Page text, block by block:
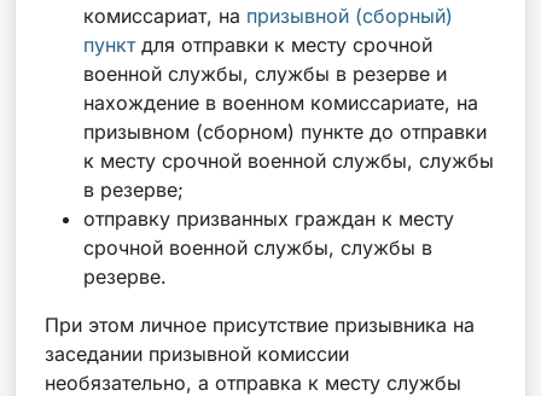
комиссариат, на призывной (сборный)
пунктдля отправки к месту срочной
военной службы, службы в резерве и
нахождение в военном комиссариате, на
призывном (сборном) пункте до отправки
к месту срочной военной службы, службы
в резерве;
отправку призванных граждан к месту
срочной военной службы, службы в
резерве.
При этом личное присутствие призывника на
заседании призывной комиссии
необязательно, а отправка к месту службы